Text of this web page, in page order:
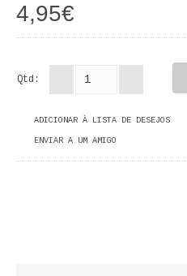
CADERNOS HUMANITAS
CIÊNCIA POLÍTICA
4,95€
Qtd:
ADICIONAR À LISTA DE DESEJOS
ENVIAR A UM AMIGO